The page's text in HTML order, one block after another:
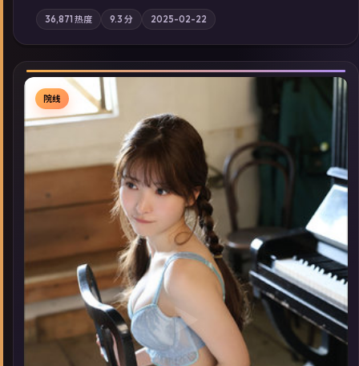
记忆碎片重组后，主角发现自己从未活过“真实”的一天；摄影与
配乐强化地域气质；站内亦可通过「国产免费观看高清电视剧在
线看」延展检索同类型高分佳作，畅享高清在线追剧体验。
36,871 热度 9.3 分 2025-02-22
▶
院线